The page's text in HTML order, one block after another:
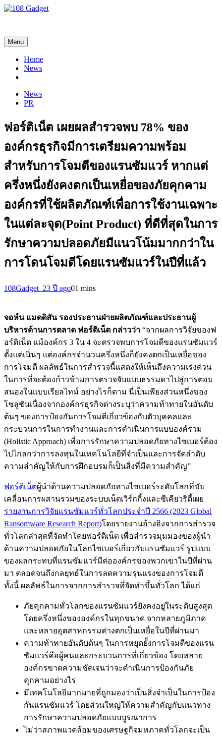
Menu
Home
News
News
PR
ฟอร์ติเน็ต เผยผลสำรวจพบ 78% ของ
องค์กรธุรกิจมีการเตรียมความพร้อม
สำหรับการโจมตีของแรนซัมแวร์ หากแต่
ครึ่งหนึ่งยังคงตกเป็นเหยื่อของภัยคุกคาม
องค์กรที่ใช้ผลิตภัณฑ์เพื่อการใช้งานเฉพาะ
ในแต่ละจุด(Point Product) ที่ดีที่สุดในการ
รักษาความปลอดภัยมีแนวโน้มมากกว่าใน
การโดนโจมตีโดยแรนซัมแวร์ในปีที่แล้ว
108Gadget_23 ปี ago01 mins
จอห์น แมดดิสัน รองประธานฝ่ายผลิตภัณฑ์และประธานผู้
บริหารด้านการตลาด ฟอร์ติเน็ต กล่าวว่า “จากผลการวิจัยของฟ
อร์ติเน็ต แม้องค์กร 3 ใน 4 จะตรวจพบการโจมตีของแรนซัมแวร์
ตั้งแต่เนิ่นๆ แต่องค์กรจำนวนครึ่งหนึ่งก็ยังคงตกเป็นเหยื่อของ
การโจมตี ผลลัพธ์ในการสำรวจนี้แสดงให้เห็นถึงความเร่งด่วน
ในการที่จะต้องก้าวข้ามการตรวจจับแบบธรรมดาไปสู่การตอบ
สนองในแบบเรียลไทม์ อย่างไรก็ตาม นี่เป็นเพียงส่วนหนึ่งของ
โซลูชันเนื่องจากองค์กรธุรกิจต่างระบุว่าความท้าทายในอันดับ
ต้นๆ ของการป้องกันการโจมตีเกี่ยวข้องกับตัวบุคคลและ
กระบวนการในการทำงานและการดำเนินการแบบองค์รวม
(Holistic Approach) เพื่อการรักษาความปลอดภัยทางไซเบอร์ต้อง
ไปไกลกว่าการลงทุนในเทคโนโลยีที่จำเป็นและการจัดลำดับ
ความสำคัญให้กับการฝึกอบรมก็เป็นสิ่งที่มีความสำคัญ”
ฟอร์ติเน็ตผู้นำด้านความปลอดภัยทางไซเบอร์ระดับโลกที่ขับ
เคลื่อนการผสานรวมของระบบเน็ตเวิร์กกิ้งและซีเคียวริตี้เผย
รายงานการวิจัยแรนซัมแวร์ทั่วโลกประจำปี 2566 (2023 Global
Ransomware Research Report)โดยรายงานอ้างอิงจากการสำรวจ
ทั่วโลกล่าสุดที่จัดทำโดยฟอร์ติเน็ต เพื่อสำรวจมุมมองของผู้นำ
ด้านความปลอดภัยในโลกไซเบอร์เกี่ยวกับแรนซัมแวร์ รูปแบบ
ของผลกระทบที่แรนซัมแวร์มีต่อองค์กรของพวกเขาในปีที่ผ่าน
มา ตลอดจนถึงกลยุทธ์ในการลดความรุนแรงของการโจมตี
ทั้งนี้ ผลลัพธ์ในการจากการสำรวจที่จัดทำขึ้นทั่วโลก ได้แก่
ภัยคุกคามทั่วโลกของแรนซัมแวร์ยังคงอยู่ในระดับสูงสุด
โดยครึ่งหนึ่งขององค์กรในทุกขนาด จากหลายภูมิภาค
และหลายอุตสาหกรรมต่างตกเป็นเหยื่อในปีที่ผ่านมา
ความท้าทายอันดับต้นๆ ในการหยุดยั้งการโจมตีของแรน
ซัมแวร์คือผู้คนและกระบวนการที่เกี่ยวข้อง โดยหลาย
องค์กรขาดความชัดเจนว่าจะดำเนินการป้องกันภัย
คุกคามอย่างไร
มีเทคโนโลยีมากมายที่ถูกมองว่าเป็นสิ่งจำเป็นในการป้อง
กันแรนซัมแวร์ โดยส่วนใหญ่ให้ความสำคัญกับแนวทาง
การรักษาความปลอดภัยแบบบูรณาการ
ไม่ว่าสภาพแวดล้อมของเศรษฐกิจมหภาคทั่วโลกจะเป็น